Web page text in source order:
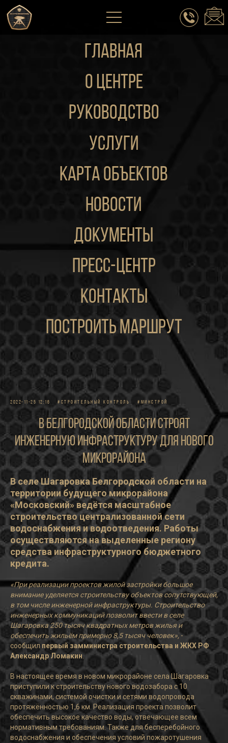
новости
руководство
Карта объектов
ГЛАВНАЯ
пресс-центр
построить маршрут
о центре
документы
контакты
Услуги
2022-11-25 12:16 #СТРОИТЕЛЬНЫЙ КОНТРОЛЬ #МИНСТРОЙ
В Белгородской области строят
инженерную инфраструктуру для нового
микрорайона
В селе Шагаровка Белгородской области на
территории будущего микрорайона
«Московский» ведётся масштабное
строительство централизованной сети
водоснабжения и водоотведения. Работы
осуществляются на выделенные региону
средства инфраструктурного бюджетного
кредита.
«При реализации проектов жилой застройки большое
внимание уделяется строительству объектов сопутствующей,
в том числе инженерной инфраструктуры. Строительство
инженерных коммуникаций позволит ввести в селе
Шагаровка 250 тысяч квадратных метров жилья и
обеспечить жильём примерно 8,5 тысяч человек»,-
сообщил первый замминистра строительства и ЖКХ РФ
Александр Ломакин
В настоящее время в новом микрорайоне села Шагаровка
приступили к строительству нового водозабора с 10
скважинами, системой очистки и сетями водопровода
протяжённостью 1,6 км. Реализация проекта позволит
обеспечить высокое качество воды, отвечающее всем
нормативным требованиям. Также для бесперебойного
водоснабжения и обеспечения условий пожаротушения